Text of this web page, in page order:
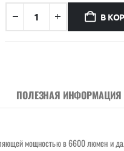
В
ПОЛЕЗНАЯ ИНФОРМАЦИЯ
мощностью в 6600 люмен и